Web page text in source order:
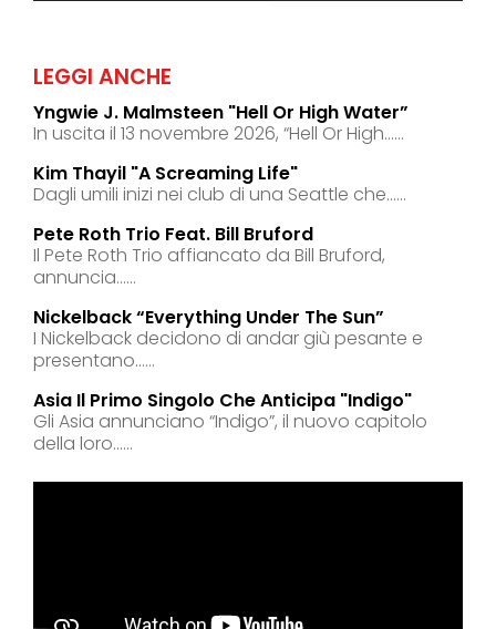
LEGGI ANCHE
Yngwie J. Malmsteen "hell Or High Water”
In uscita il 13 novembre 2026, “Hell Or High......
Kim Thayil "a Screaming Life"
Dagli umili inizi nei club di una Seattle che......
Pete Roth Trio Feat. Bill Bruford
Il Pete Roth Trio affiancato da Bill Bruford,
annuncia......
Nickelback “everything Under The Sun”
I Nickelback decidono di andar giù pesante e
presentano......
Asia Il Primo Singolo Che Anticipa "indigo"
Gli Asia annunciano “Indigo”, il nuovo capitolo
della loro......